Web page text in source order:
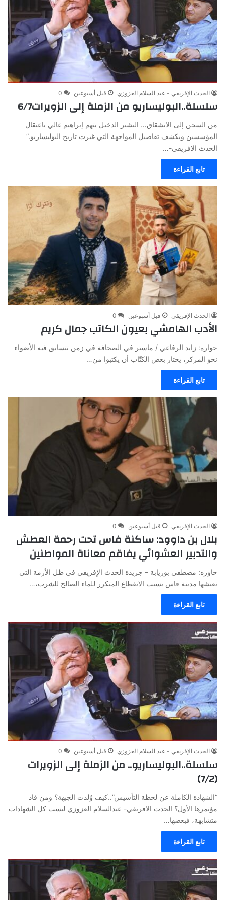
الحدث الإفريقي - عبد السلام العزوزي قبل أسبوعين 0
سلسلة..البوليساريو من الزملة إلى الزويرات6/7
من السجن إلى الانشقاق… البشير الدخيل يتهم إبراهيم غالي باعتقال
المؤسسين ويكشف تفاصيل المواجهة التي غيرت تاريخ البوليساريو.”
الحدث الافريقي-…
تابع القراءة
الحدث الإفريقي قبل أسبوعين 0
الأدب الهامشي بعيون الكاتب جمال كريم
حواره: زايد الرفاعي / ماستر في الصحافة في زمن تتسابق فيه الأضواء
نحو المركز، يختار بعض الكتّاب أن يكتبوا من…
تابع القراءة
الحدث الإفريقي قبل أسبوعين 0
بلال بن داوود: ساكنة فاس تحت رحمة العطش
والتدبير العشوائي يفاقم معاناة المواطنين
حاوره: مصطفى بوريابة – جريدة الحدث الإفريقي في ظل الأزمة التي
تعيشها مدينة فاس بسبب الانقطاع المتكرر للماء الصالح للشرب،…
تابع القراءة
الحدث الإفريقي - عبد السلام العزوزي قبل أسبوعين 0
سلسلة..البوليساريو.. من الزملة إلى الزويرات
(7/2)
“الشهادة الكاملة عن لحظة التأسيس”..كيف وُلدت الجبهة؟ ومن قاد
مؤتمرها الأول؟ الحدث الافريقي- عبدالسلام العزوزي ليست كل الشهادات
متشابهة، فبعضها…
تابع القراءة